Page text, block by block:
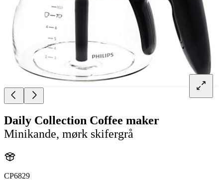
Daily Collection Coffee maker
Minikande, mørk skifergrå
CP6829